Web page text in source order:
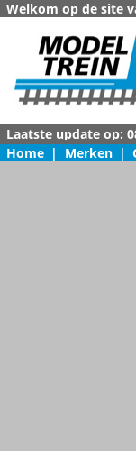
Welkom op de site
Home | Merken |